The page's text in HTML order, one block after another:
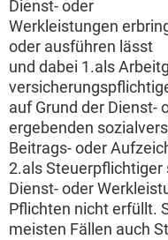
Dienst- oder
Werkleistungen
oder ausführen lässt
und dabei 1.als
auf Grund der Dienst-
ergebenden
Beitrags- oder
2.als Steuerpflichtiger
Dienst- oder
Pflichten nicht erfüllt.
meisten Fällen auch